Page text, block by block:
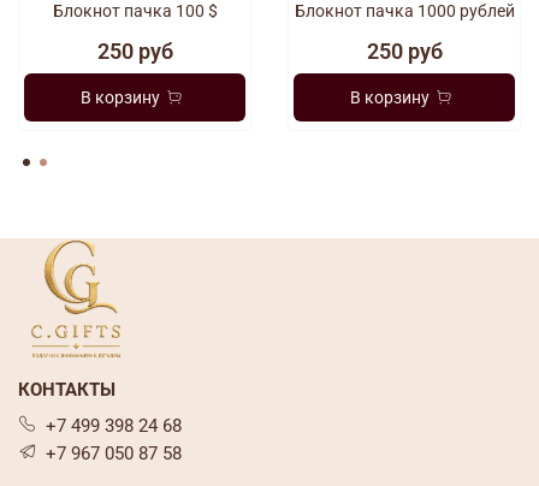
Блокнот пачка 100 $
250 руб
В корзину
Блокнот пачка 1000 рублей
250 руб
В корзину
КОНТАКТЫ
+7 499 398 24 68
+7 967 050 87 58